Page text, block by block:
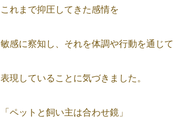
これまで抑圧してきた感情を
敏感に察知し、それを体調や行動を通じて
表現していることに気づきました。
「ペットと飼い主は合わせ鏡」